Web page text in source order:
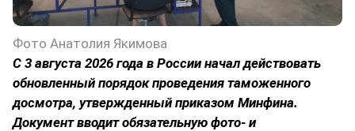
Фото Анатолия Якимова
С 3 августа 2026 года в России начал действовать
обновленный порядок проведения таможенного
досмотра, утвержденный приказом Минфина.
Документ вводит обязательную фото- и